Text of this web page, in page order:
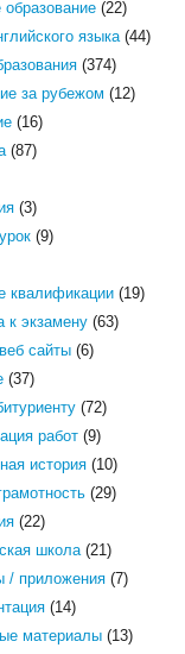
(22)
языка(44)
(374)
за рубежом (12)
(16)
(87)
(3)
(9)
квалификации(19)
к экзамену(63)
сайты(6)
(37)
(72)
работ(9)
история(10)
(29)
(22)
школа(21)
/ приложения(7)
(14)
материалы(13)